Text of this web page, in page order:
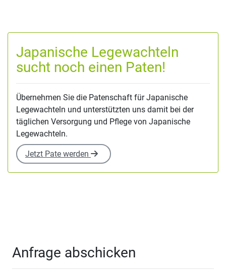
Japanische Legewachteln
sucht noch einen Paten!
Übernehmen Sie die Patenschaft für Japanische
Legewachteln und unterstützten uns damit bei der
täglichen Versorgung und Pflege von Japanische
Legewachteln.
Jetzt Pate werden
Anfrage abschicken